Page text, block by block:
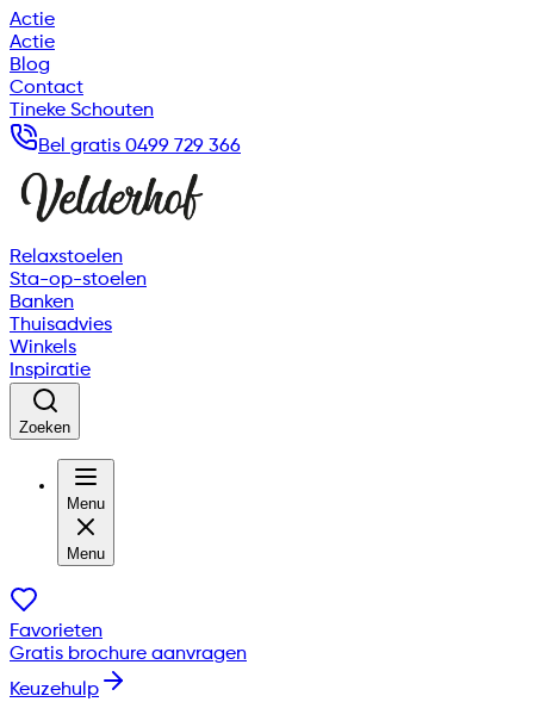
Actie
Actie
Blog
Contact
Tineke Schouten
Bel gratis 0499 729 366
Relaxstoelen
Sta-op-stoelen
Banken
Thuisadvies
Winkels
Inspiratie
Zoeken
Menu
Menu
Favorieten
Gratis brochure aanvragen
Keuzehulp